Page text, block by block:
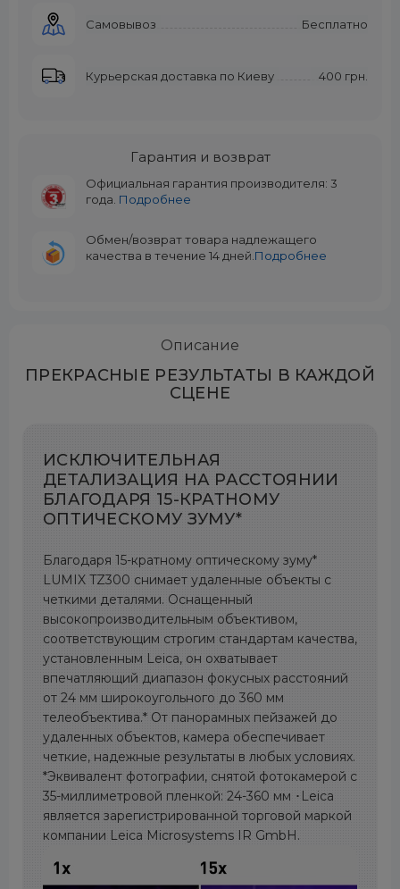
Самовывоз Бесплатно
Курьерская доставка по Киеву 400 грн.
Гарантия и возврат
Официальная гарантия производителя: 3
года. Подробнее
Обмен/возврат товара надлежащего
качества в течение 14 дней. Подробнее
Описание
ПРЕКРАСНЫЕ РЕЗУЛЬТАТЫ В КАЖДОЙ
СЦЕНЕ
ИСКЛЮЧИТЕЛЬНАЯ
ДЕТАЛИЗАЦИЯ НА РАССТОЯНИИ
БЛАГОДАРЯ 15-КРАТНОМУ
ОПТИЧЕСКОМУ ЗУМУ*
Благодаря 15-кратному оптическому зуму*
LUMIX TZ300 снимает удаленные объекты с
четкими деталями. Оснащенный
высокопроизводительным объективом,
соответствующим строгим стандартам качества,
установленным Leica, он охватывает
впечатляющий диапазон фокусных расстояний
от 24 мм широкоугольного до 360 мм
телеобъектива.* От панорамных пейзажей до
удаленных объектов, камера обеспечивает
четкие, надежные результаты в любых условиях.
*Эквивалент фотографии, снятой фотокамерой с
35-миллиметровой пленкой: 24-360 мм ･Leica
является зарегистрированной торговой маркой
компании Leica Microsystems IR GmbH.